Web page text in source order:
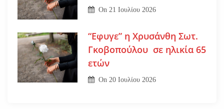
On21 Ιουλίου 2026
“Εφυγε” η Χρυσάνθη Σωτ.
Γκοβοπούλου σε ηλικία 65
ετών
On 20 Ιουλίου 2026